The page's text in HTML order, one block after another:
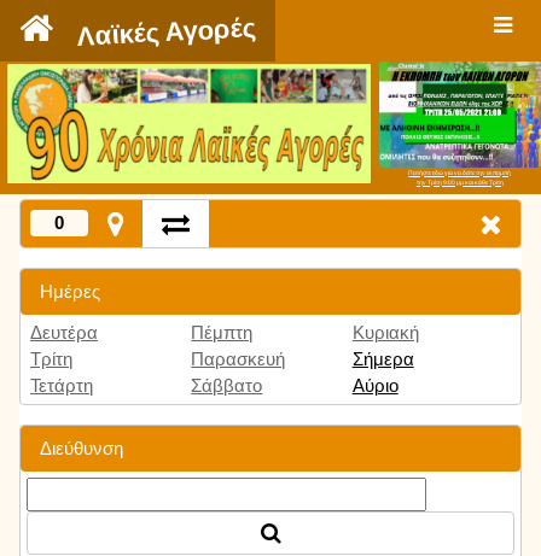
Λαϊκές Αγορές
Πατήστε εδώ για να δείτε την εκπομπή
την Τρίτη 9:00 μμ και κάθε Τρίτη
0
Ημέρες
Δευτέρα
Τρίτη
Τετάρτη
Πέμπτη
Παρασκευή
Σάββατο
Κυριακή
Σήμερα
Αύριο
Διεύθυνση